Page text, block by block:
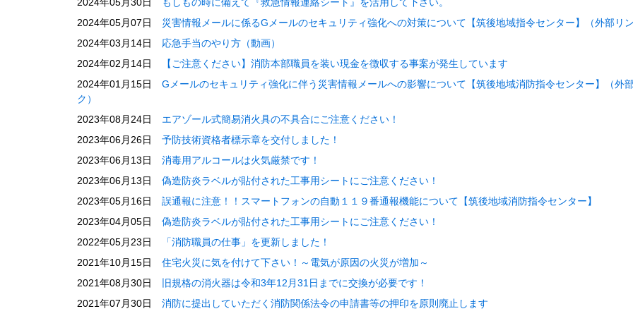
2024年05月07日
災害情報メールに係るGメールのセキュリティ強化への対策について【筑後地域指令センター】（外部リン
2024年03月14日
応急手当のやり方（動画）
2024年02月14日
【ご注意ください】消防本部職員を装い現金を徴収する事案が発生しています
2024年01月15日
Gメールのセキュリティ強化に伴う災害情報メールへの影響について【筑後地域消防指令センター】（外
ク）
2023年08月24日
エアゾール式簡易消火具の不具合にご注意ください！
2023年06月26日
予防技術資格者標示章を交付しました！
2023年06月13日
消毒用アルコールは火気厳禁です！
2023年06月13日
偽造防炎ラベルが貼付された工事用シートにご注意ください！
2023年05月16日
誤通報に注意！！スマートフォンの自動１１９番通報機能について【筑後地域消防指令センター】
2023年04月05日
偽造防炎ラベルが貼付された工事用シートにご注意ください！
2022年05月23日
「消防職員の仕事」を更新しました！
2021年10月15日
住宅火災に気を付けて下さい！～電気が原因の火災が増加～
2021年08月30日
旧規格の消火器は令和3年12月31日までに交換が必要です！
2021年07月30日
消防に提出していただく消防関係法令の申請書等の押印を原則廃止します